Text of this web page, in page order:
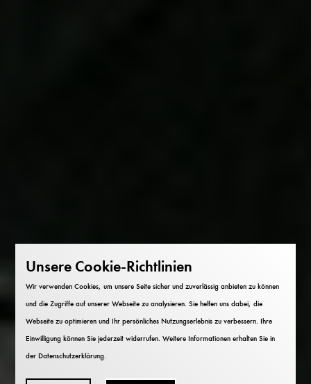
Unsere Cookie-Richtlinien
Wir verwenden Cookies, um unsere Seite sicher und zuverlässig anbieten zu können
und die Zugriffe auf unserer Webseite zu analysieren. Sie helfen uns dabei, die
Webseite zu optimieren und Ihr persönliches Nutzungserlebnis zu verbessern. Ihre
Einwilligung können Sie jederzeit widerrufen. Weitere Informationen erhalten Sie in
derDatenschutzerklärung